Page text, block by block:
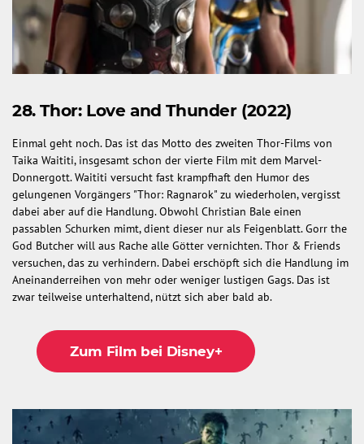
28. Thor: Love and Thunder (2022)
Einmal geht noch. Das ist das Motto des zweiten Thor-Films von
Taika Waititi, insgesamt schon der vierte Film mit dem Marvel-
Donnergott. Waititi versucht fast krampfhaft den Humor des
gelungenen Vorgängers "Thor: Ragnarok" zu wiederholen, vergisst
dabei aber auf die Handlung. Obwohl Christian Bale einen
passablen Schurken mimt, dient dieser nur als Feigenblatt. Gorr the
God Butcher will aus Rache alle Götter vernichten. Thor & Friends
versuchen, das zu verhindern. Dabei erschöpft sich die Handlung im
Aneinanderreihen von mehr oder weniger lustigen Gags. Das ist
zwar teilweise unterhaltend, nützt sich aber bald ab.
Zum Film bei Disney+